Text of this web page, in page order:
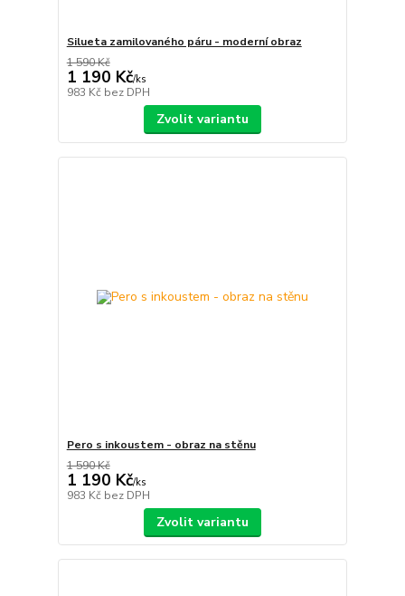
Silueta zamilovaného páru - moderní obraz
1 590 Kč
1 190 Kč/ks
983 Kč bez DPH
Zvolit variantu
Pero s inkoustem - obraz na stěnu
1 590 Kč
1 190 Kč/ks
983 Kč bez DPH
Zvolit variantu